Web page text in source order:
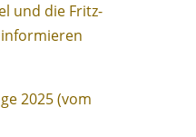
und die Fritz-
2025 (vom